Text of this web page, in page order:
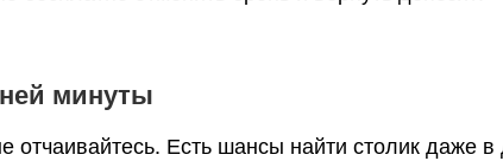
минуты
отчаивайтесь. Есть шансы найти столик даже в